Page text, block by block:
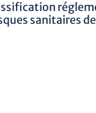
sanitaires